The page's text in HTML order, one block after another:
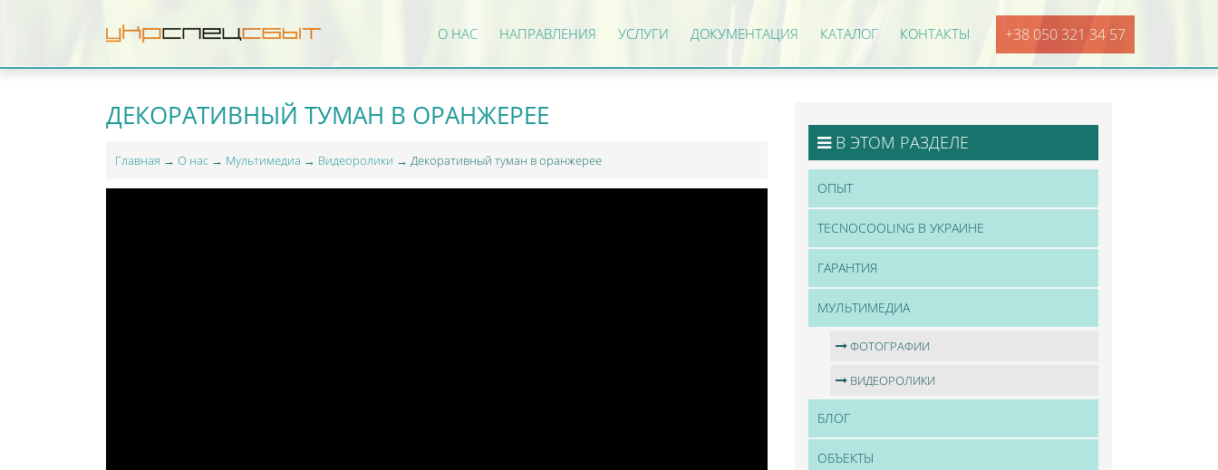
О НАС НАПРАВЛЕНИЯ УСЛУГИ ДОКУМЕНТАЦИЯ КАТАЛОГ КОНТАКТЫ +38 050 321 34 57
ДЕКОРАТИВНЫЙ ТУМАН В ОРАНЖЕРЕЕ
Главная → О нас → Мультимедиа → Видеоролики → Декоративный туман в оранжерее
В ЭТОМ РАЗДЕЛЕ
ОПЫТ
TECNOCOOLING В УКРАИНЕ
ГАРАНТИЯ
МУЛЬТИМЕДИА
ФОТОГРАФИИ
ВИДЕОРОЛИКИ
БЛОГ
ОБЪЕКТЫ